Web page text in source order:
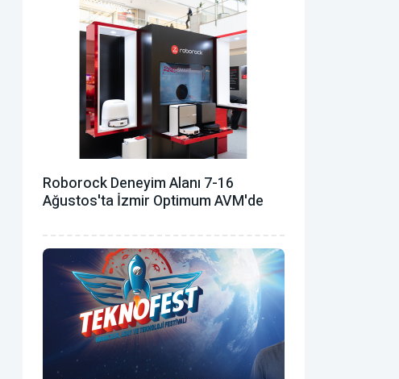
Roborock Deneyim Alanı 7-16
Ağustos'ta İzmir Optimum AVM'de